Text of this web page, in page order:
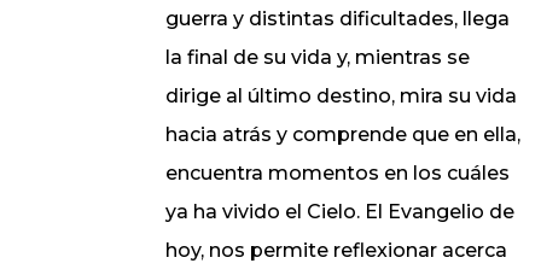
guerra y distintas dificultades, llega
la final de su vida y, mientras se
dirige al último destino, mira su vida
hacia atrás y comprende que en ella,
encuentra momentos en los cuáles
ya ha vivido el Cielo. El Evangelio de
hoy, nos permite reflexionar acerca